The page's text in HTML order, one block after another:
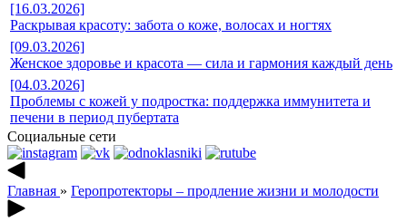
[16.03.2026]
Раскрывая красоту: забота о коже, волосах и ногтях
[09.03.2026]
Женское здоровье и красота — сила и гармония каждый день
[04.03.2026]
Проблемы с кожей у подростка: поддержка иммунитета и
печени в период пубертата
Социальные сети
Главная » Геропротекторы – продление жизни и молодости